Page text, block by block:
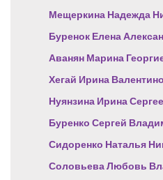
Мещеркина Надежда
Буренок Елена
Аванян Марина
Хегай Ирина
Нуянзина Ирина
Буренко Сергей
Сидоренко Наталья
Соловьева Любовь